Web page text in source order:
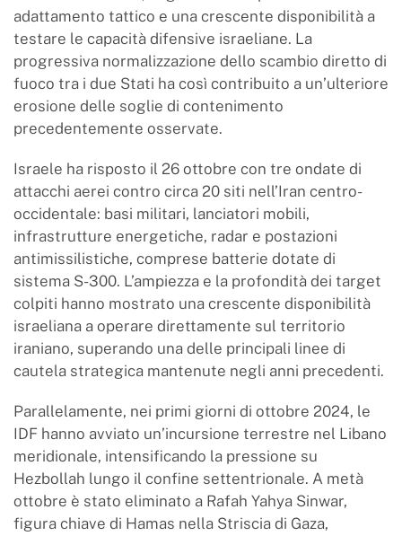
adattamento tattico e una crescente disponibilità a
testare le capacità difensive israeliane. La
progressiva normalizzazione dello scambio diretto di
fuoco tra i due Stati ha così contribuito a un’ulteriore
erosione delle soglie di contenimento
precedentemente osservate.
Israele ha risposto il 26 ottobre con tre ondate di
attacchi aerei contro circa 20 siti nell’Iran centro-
occidentale: basi militari, lanciatori mobili,
infrastrutture energetiche, radar e postazioni
antimissilistiche, comprese batterie dotate di
sistema S-300. L’ampiezza e la profondità dei target
colpiti hanno mostrato una crescente disponibilità
israeliana a operare direttamente sul territorio
iraniano, superando una delle principali linee di
cautela strategica mantenute negli anni precedenti.
Parallelamente, nei primi giorni di ottobre 2024, le
IDF hanno avviato un’incursione terrestre nel Libano
meridionale, intensificando la pressione su
Hezbollah lungo il confine settentrionale. A metà
ottobre è stato eliminato a Rafah Yahya Sinwar,
figura chiave di Hamas nella Striscia di Gaza,